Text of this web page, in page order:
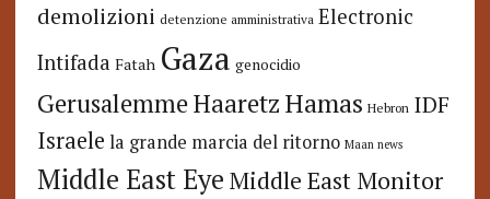
demolizioni detenzione amministrativa Electronic
Intifada Fatah Gaza genocidio
GerusalemmeHaaretzHamas Hebron IDF
Israele la grande marcia del ritorno Maan news
Middle East Eye Middle East Monitor